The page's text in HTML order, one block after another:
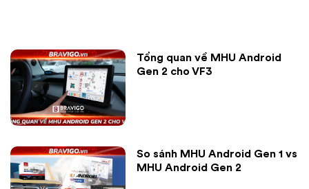
Tổng quan về MHU Android
Gen 2 cho VF3
So sánh MHU Android Gen 1 vs
MHU Android Gen 2